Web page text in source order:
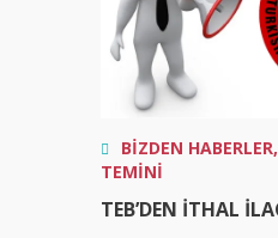
BİZDEN HABERLER,
TEMİNİ
TEB’DEN İTHAL